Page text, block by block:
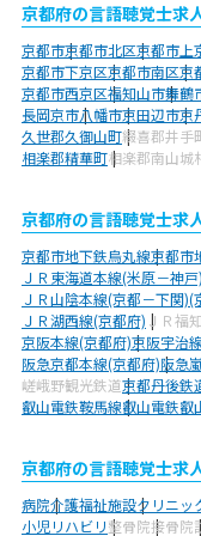
京都府の言語聴覚士求
京都市京都市北区京都市上
京都市下京区京都市南区京
京都市西京区福知山市舞鶴
長岡京市八幡市京田辺市京
久世郡久御山町綴喜郡井手
相楽郡精華町相楽郡南山城
京都府の言語聴覚士求
京都市地下鉄烏丸線京都市
ＪＲ東海道本線(米原－神
ＪＲ山陰本線(京都－下関)(
ＪＲ湖西線(京都府) ＪＲ福
京阪本線(京都府)京阪宇治線
阪急京都本線(京都府)阪急
嵯峨野観光鉄道京都丹後鉄
叡山電鉄鞍馬線叡山電鉄叡
京都府の言語聴覚士求
病院介護福祉施設クリニッ
小児リハビリ整骨院接骨院